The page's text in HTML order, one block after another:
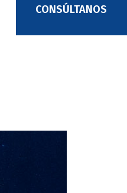
CONSÚLTANOS